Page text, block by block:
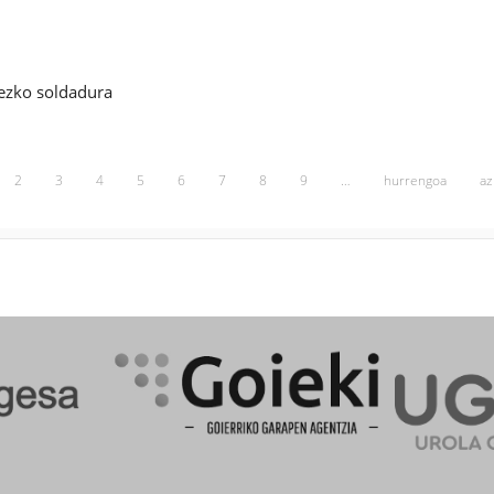
soldadura
2 3 4 5 6 7 8 9 … hurrengoa